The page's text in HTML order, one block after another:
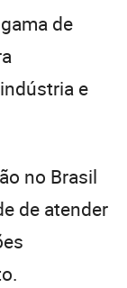
de
e
no Brasil
de atender